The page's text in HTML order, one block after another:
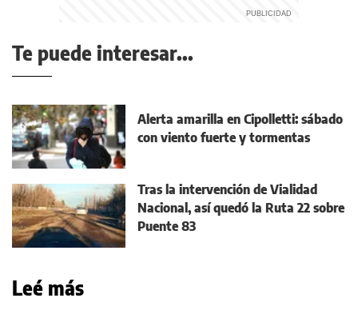
Te puede interesar...
Alerta amarilla en Cipolletti: sábado
con viento fuerte y tormentas
Tras la intervención de Vialidad
Nacional, así quedó la Ruta 22 sobre
Puente 83
Leé más